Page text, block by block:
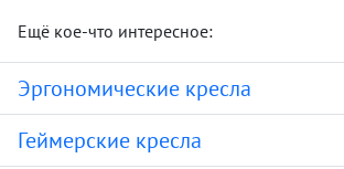
Ещё кое-что интересное:
Эргономические кресла
Геймерские кресла